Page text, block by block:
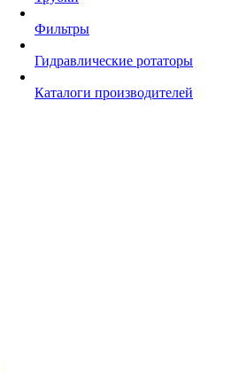
Фильтры
Гидравлические ротаторы
Каталоги производителей